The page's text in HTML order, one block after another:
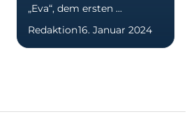
„Eva“, dem ersten ...
Redaktion16. Januar 2024